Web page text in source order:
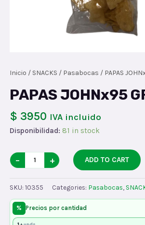
Inicio / SNACKS / Pasabocas / PAPAS
PAPAS JOHNx95
$ 3950 IVA incluido
Disponibilidad: 81 in stock
PAPAS
JOHNx95
GR
quantity
− + ADD TO CART
SKU: 10355 Categories: Pasabocas,
% Precios por cantidad